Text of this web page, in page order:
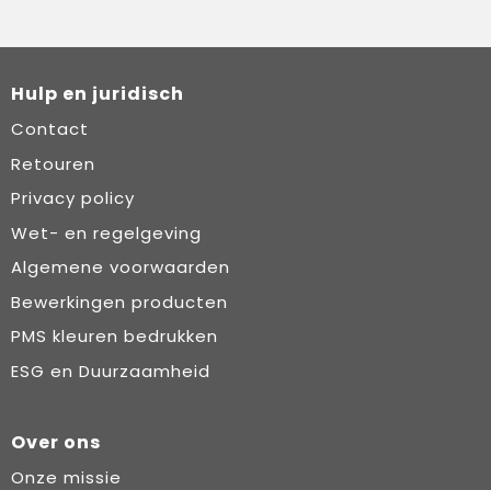
Hulp en juridisch
Contact
Retouren
Privacy policy
Wet- en regelgeving
Algemene voorwaarden
Bewerkingen producten
PMS kleuren bedrukken
ESG en Duurzaamheid
Over ons
Onze missie